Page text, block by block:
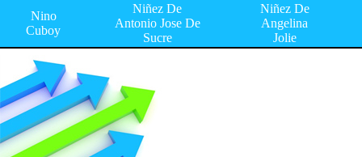
Nino
Cuboy
Niñez De
Antonio Jose De
Sucre
Niñez De
Angelina
Jolie